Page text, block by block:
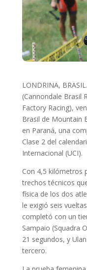
LONDRINA,
(Cannondale Brasil
Factory Racing),
Brasil de Mountain
en Paraná, una
Clase 2 del
Internacional (UCI).
Con 4,5 kilómetros
trechos técnicos
física de los dos
le exigió seis
completó con un
Sampaio (Squadra
21 segundos, y
tercero.